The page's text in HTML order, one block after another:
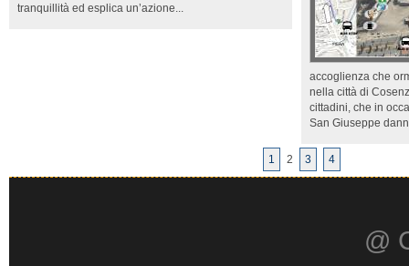
tranquillità ed esplica un’azione...
accoglienza che
nella città di
cittadini, che in
San Giuseppe
1 2 3 4
@